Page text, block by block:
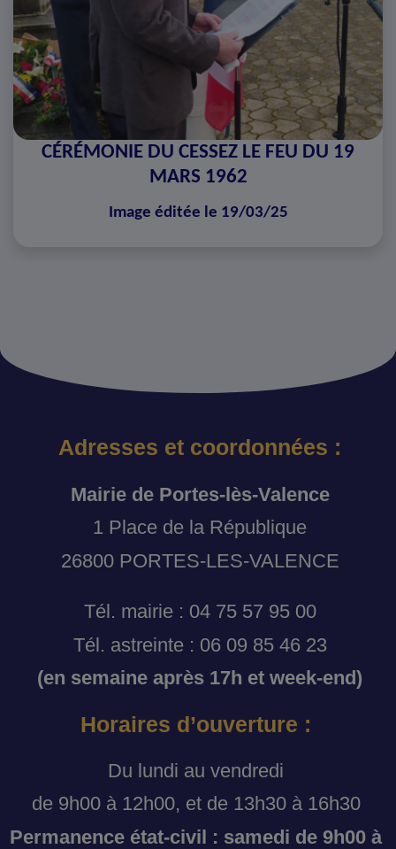
CÉRÉMONIE DU CESSEZ LE FEU DU 19
MARS 1962
Image éditée le 19/03/25
Adresses et coordonnées :
Mairie de Portes-lès-Valence
1 Place de la République
26800 PORTES-LES-VALENCE
Tél. mairie : 04 75 57 95 00
Tél. astreinte : 06 09 85 46 23
(en semaine après 17h et week-end)
Horaires d’ouverture :
Du lundi au vendredi
de 9h00 à 12h00, et de 13h30 à 16h30
Permanence état-civil : samedi de 9h00 à